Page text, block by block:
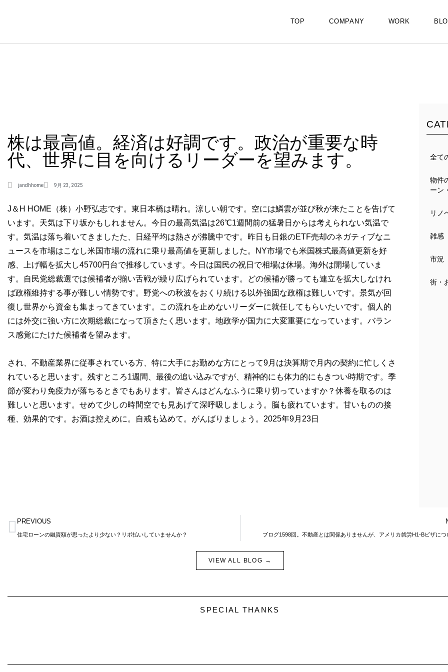
TOP COMPANY WORK
株は最高値。経済は好調です。政治が重要な時
代、世界に目を向けるリーダーを望みます。
jandhhome 9月 23, 2025
J＆H HOME（株）小野弘志です。東日本橋は晴れ。涼しい朝です。空には鱗雲が並び秋が来たことを告げて
います。天気は下り坂かもしれません。今日の最高気温は26℃1週間前の猛暑日からは考えられない気温で
す。気温は落ち着いてきましたた、日経平均は熱さが沸騰中です。昨日も日銀のETF売却のネガティブなニ
ュースを市場はこなし米国市場の流れに乗り最高値を更新しました。NY市場でも米国株式最高値更新を好
感、上げ幅を拡大し45700円台で推移しています。今日は国民の祝日で相場は休場。海外は開場していま
す。自民党総裁選では候補者が揃い舌戦が繰り広げられています。どの候補が勝っても連立を拡大しなけれ
ば政権維持する事が難しい情勢です。野党への秋波をおくり続ける以外強固な政権は難しいです。景気が回
復し世界から資金も集まってきています。この流れを止めないリーダーに就任してもらいたいです。個人的
には外交に強い方に次期総裁になって頂きたく思います。地政学が国力に大変重要になっています。バラン
ス感覚にたけた候補者を望みます。
され、不動産業界に従事されている方、特に大手にお勤めな方にとって9月は決算期で月内の契約に忙しくさ
れていると思います。残すところ1週間、最後の追い込みですが、精神的にも体力的にもきつい時期です。季
節が変わり免疫力が落ちるときでもあります。皆さんはどんなふうに乗り切っていますか？休養を取るのは
難しいと思います。せめて少しの時間空でも見あげて深呼吸しましょう。脳も疲れています。甘いものの接
種、効果的です。お酒は控えめに。自戒も込めて。がんばりましょう。2025年9月23日
全て
物件
ーン
リノ
雑感
市況
街・
Prev
PREVIOUS
住宅ローンの融資額が思ったより少ない？リボ払いしていませんか？ ブログ1598回。不動産とは関係ありませんが、アメリカ就労H1-Bビザにつ
VIEW ALL BLOG →
SPECIAL THANKS